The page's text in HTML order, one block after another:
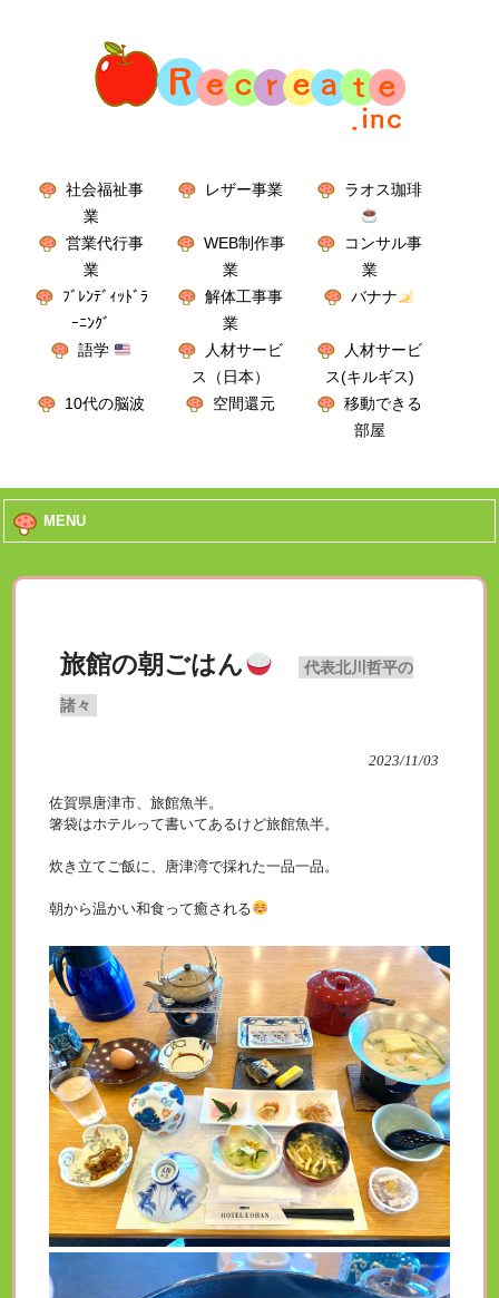
社会福祉事
業
レザー事業 ラオス珈琲
営業代行事
業
WEB制作事
業
コンサル事
業
ﾌﾞﾚﾝﾃﾞｨｯﾄﾞﾗ
ｰﾆﾝｸﾞ
解体工事事
業
バナナ
語学
人材サービ
ス（日本）
人材サービ
ス(キルギス)
10代の脳波
空間還元
移動できる
部屋
MENU
旅館の朝ごはん 代表北川哲平の
諸々
2023/11/03
佐賀県唐津市、旅館魚半。
箸袋はホテルって書いてあるけど旅館魚半。
炊き立てご飯に、唐津湾で採れた一品一品。
朝から温かい和食って癒される